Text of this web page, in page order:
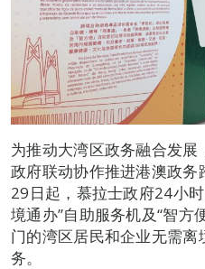
为推动大湾区政务融合发
政府联动协作推进港澳政
29日起，慕拉士政府24小
境通办”自助服务机及“智方
门的湾区居民和企业无需
务。